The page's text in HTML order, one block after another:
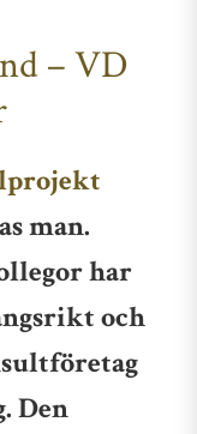
– VD
man.
har
och
Den